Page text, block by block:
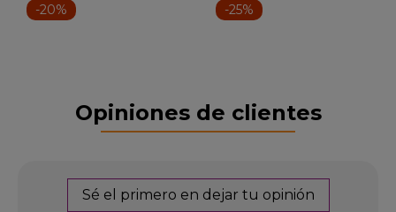
-20% -25%
Opiniones de clientes
Sé el primero en dejar tu opinión